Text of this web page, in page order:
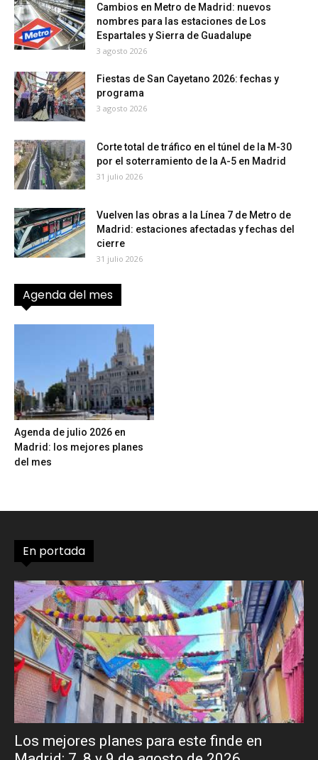
Cambios en Metro de Madrid: nuevos
nombres para las estaciones de Los
Espartales y Sierra de Guadalupe
3 agosto 2026
Fiestas de San Cayetano 2026: fechas y
programa
3 agosto 2026
Corte total de tráfico en el túnel de la M-30
por el soterramiento de la A-5 en Madrid
31 julio 2026
Vuelven las obras a la Línea 7 de Metro de
Madrid: estaciones afectadas y fechas del
cierre
31 julio 2026
Agenda del mes
Agenda de julio 2026 en
Madrid: los mejores planes
del mes
En portada
Los mejores planes para este finde en